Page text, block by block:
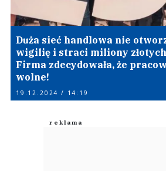
Duża sieć handlowa nie
wigilię i straci miliony
Firma zdecydowała, że
wolne!
19.12.2024 / 14:19